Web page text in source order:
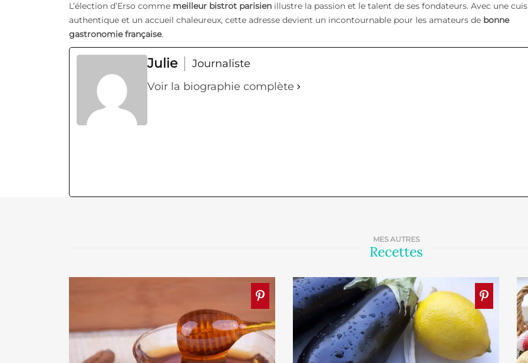
L’élection d’Erso comme meilleur bistrot parisien illustre la passion et le talent de ses fondateurs. Avec une
authentique et un accueil chaleureux, cette adresse devient un incontournable pour les amateurs de bonne
gastronomie française.
Julie
Journaliste
Voir la biographie complète
MES AUTRES
Recettes